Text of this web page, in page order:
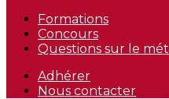
Formations
Concours
Questions sur le
Adhérer
Nous contacter